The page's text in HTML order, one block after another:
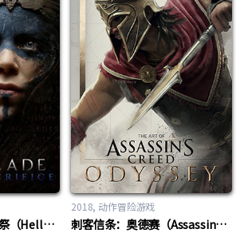
地狱之刃：塞娜的献祭（Hellblade: Senua’s Sacrifice）
2018 动作冒险游戏
刺客信条：奥德赛（Assassin’s Creed Odyssey）